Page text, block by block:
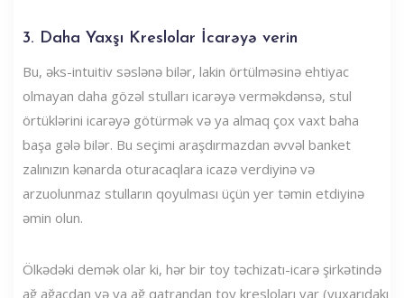
3. Daha Yaxşı Kreslolar İcarəyə verin
Bu, əks-intuitiv səslənə bilər, lakin örtülməsinə ehtiyac
olmayan daha gözəl stulları icarəyə verməkdənsə, stul
örtüklərini icarəyə götürmək və ya almaq çox vaxt baha
başa gələ bilər. Bu seçimi araşdırmazdan əvvəl banket
zalınızın kənarda oturacaqlara icazə verdiyinə və
arzuolunmaz stulların qoyulması üçün yer təmin etdiyinə
əmin olun.
Ölkədəki demək olar ki, hər bir toy təchizatı-icarə şirkətində
ağ ağacdan və ya ağ qatrandan toy kresloları var (yuxarıdakı